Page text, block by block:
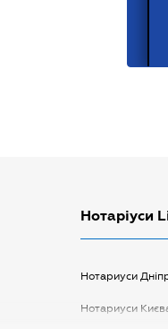
Нотаріуси
Нотариуси
Нотариуси